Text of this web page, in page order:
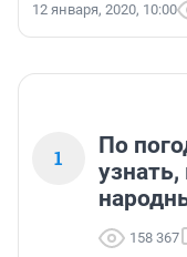
12 января, 2020, 10:00
1
По
158 367